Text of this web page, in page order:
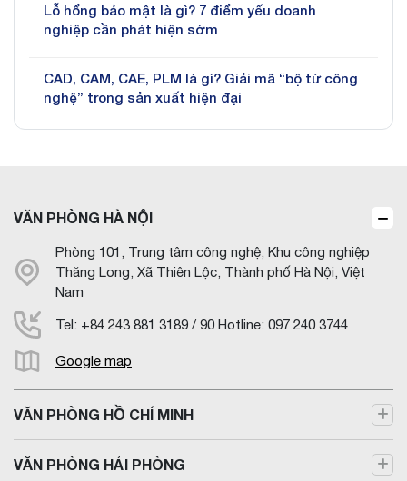
Lỗ hổng bảo mật là gì? 7 điểm yếu doanh
nghiệp cần phát hiện sớm
CAD, CAM, CAE, PLM là gì? Giải mã “bộ tứ công
nghệ” trong sản xuất hiện đại
VĂN PHÒNG HÀ NỘI
Phòng 101, Trung tâm công nghệ, Khu công nghiệp
Thăng Long, Xã Thiên Lộc, Thành phố Hà Nội, Việt
Nam
Tel: +84 243 881 3189 / 90 Hotline: 097 240 3744
Google map
VĂN PHÒNG HỒ CHÍ MINH
VĂN PHÒNG HẢI PHÒNG